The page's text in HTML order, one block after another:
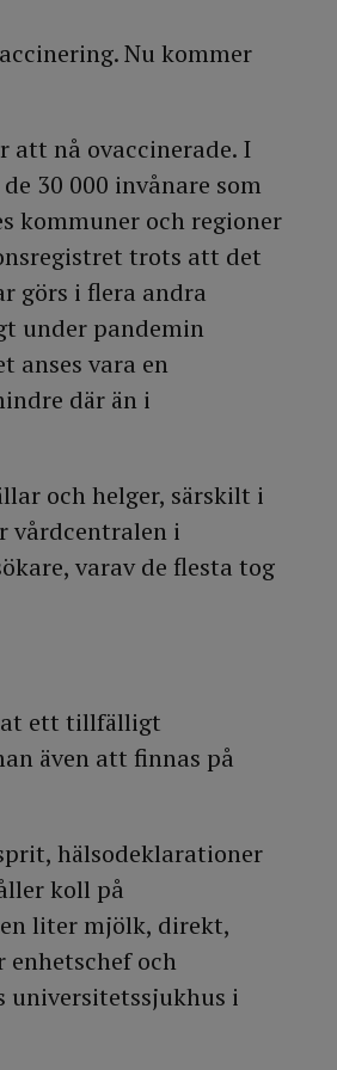
Nu kommer
att nå ovaccinerade. I
30 000 invånare som
kommuner och regioner
trots att det
görs i flera andra
under pandemin
anses vara en
där än i
och helger, särskilt i
vårdcentralen i
varav de flesta tog
ett tillfälligt
även att finnas på
hälsodeklarationer
koll på
liter mjölk, direkt,
enhetschef och
universitetssjukhus i